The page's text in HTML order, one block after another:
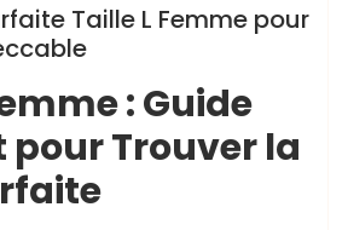
Taille L Femme pour
: Guide
Trouver la